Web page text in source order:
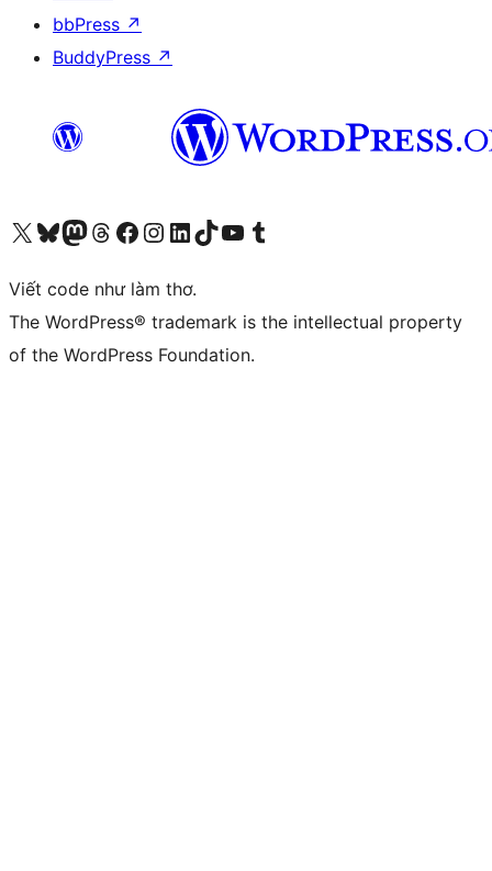
bbPress ↗
BuddyPress ↗
Truy cập tài khoản X (trước đây là Twitter) của chúng tôiVisit our Bluesky account
Visit our Mastodon account
Visit our Threads account
Xem trang Facebook của chúng tôiTruy cập tài khoản Instagram của chúng tôiTruy cập tài khoản LinkedIn của chúng tôiVisit our TikTok account
Truy cập kênh YouTube của chúng tôi Visit our Tumblr account
Viết code như làm thơ.
The WordPress® trademark is the intellectual property
of the WordPress Foundation.